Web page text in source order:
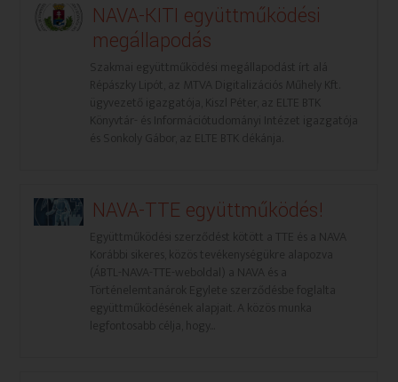
NAVA-KITI együttműködési
megállapodás
Szakmai együttműködési megállapodást írt alá
Répászky Lipót, az MTVA Digitalizációs Műhely Kft.
ügyvezető igazgatója, Kiszl Péter, az ELTE BTK
Könyvtár- és Információtudományi Intézet igazgatója
és Sonkoly Gábor, az ELTE BTK dékánja.
NAVA-TTE együttműködés!
Együttműködési szerződést kötött a TTE és a NAVA
Korábbi sikeres, közös tevékenységükre alapozva
(ÁBTL-NAVA-TTE-weboldal) a NAVA és a
Történelemtanárok Egylete szerződésbe foglalta
együttműködésének alapjait. A közös munka
legfontosabb célja, hogy...